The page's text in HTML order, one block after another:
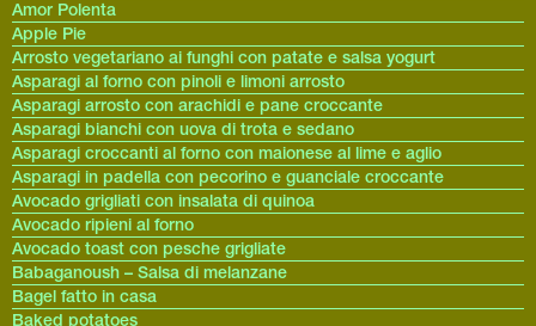
Amor Polenta
Apple Pie
Arrosto vegetariano ai funghi con patate e salsa yogurt
Asparagi al forno con pinoli e limoni arrosto
Asparagi arrosto con arachidi e pane croccante
Asparagi bianchi con uova di trota e sedano
Asparagi croccanti al forno con maionese al lime e aglio
Asparagi in padella con pecorino e guanciale croccante
Avocado grigliati con insalata di quinoa
Avocado ripieni al forno
Avocado toast con pesche grigliate
Babaganoush – Salsa di melanzane
Bagel fatto in casa
Baked potatoes